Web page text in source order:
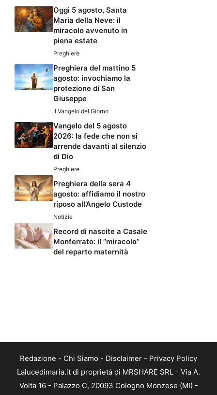
Oggi 5 agosto, Santa
Maria della Neve: il
miracolo avvenuto in
piena estate
Preghiere
Preghiera del mattino 5
agosto: invochiamo la
protezione di San
Giuseppe
Il Vangelo del Giorno
Vangelo del 5 agosto
2026: la fede che non si
arrende davanti al silenzio
di Dio
Preghiere
Preghiera della sera 4
agosto: affidiamo il nostro
riposo all’Angelo Custode
Notizie
Record di nascite a Casale
Monferrato: il “miracolo”
del reparto maternità
Redazione - Chi Siamo - Disclaimer - Privacy Policy
Lalucedimaria.it di proprietà di MRSHARE SRL - Via A.
Volta 16 - Palazzo C, 20093 Cologno Monzese (MI) -